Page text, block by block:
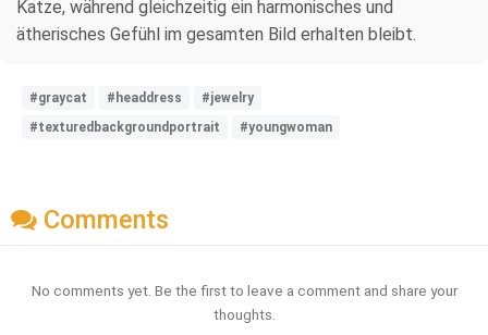
Katze, während gleichzeitig ein harmonisches und
ätherisches Gefühl im gesamten Bild erhalten bleibt.
#graycat #headdress
#jewelry
#texturedbackgroundportrait
#youngwoman
Comments
No comments yet. Be the first to leave a comment and share your
thoughts.